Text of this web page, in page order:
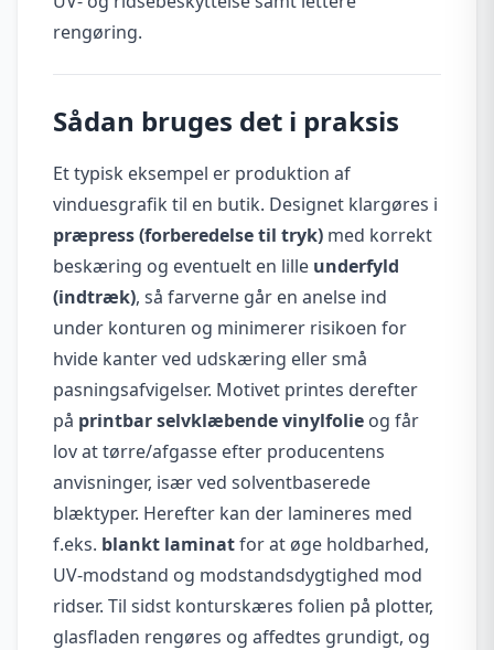
rengøring.
Sådan bruges det i praksis
Et typisk eksempel er produktion af
vinduesgrafik til en butik. Designet klargøres i
præpress (forberedelse til tryk) med korrekt
beskæring og eventuelt en lille underfyld
(indtræk), så farverne går en anelse ind
under konturen og minimerer risikoen for
hvide kanter ved udskæring eller små
pasningsafvigelser. Motivet printes derefter
på printbar selvklæbende vinylfolie og får
lov at tørre/afgasse efter producentens
anvisninger, især ved solventbaserede
blæktyper. Herefter kan der lamineres med
f.eks. blankt laminatfor at øge holdbarhed,
UV-modstand og modstandsdygtighed mod
ridser. Til sidst konturskæres folien på plotter,
glasfladen rengøres og affedtes grundigt, og